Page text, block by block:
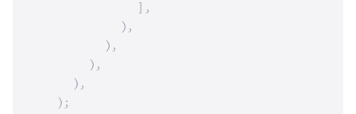
              ],
            ),
          ),
        ),
      ),
    );